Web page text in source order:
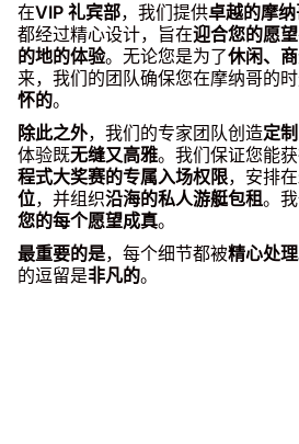
在VIP 礼宾部，我们提供卓越的摩
都经过精心设计，旨在迎合您的愿望
的地的体验。无论您是为了休闲、
来，我们的团队确保您在摩纳哥的
怀的。
除此之外，我们的专家团队创造定
体验既无缝又高雅。我们保证您能
程式大奖赛的专属入场权限，安排在
位，并组织沿海的私人游艇包租。
您的每个愿望成真。
最重要的是，每个细节都被精心处理
的逗留是非凡的。